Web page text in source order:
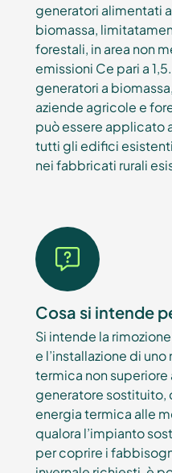
generatori alimentati
biomassa,
forestali, in area non
emissioni Ce pari a
generatori a
aziende agricole e
può essere applicato
tutti gli edifici
nei fabbricati rurali
Cosa si intende
Si intende la
e l’installazione di
termica non
generatore sostituito,
energia termica alle
qualora l’impianto
per coprire i